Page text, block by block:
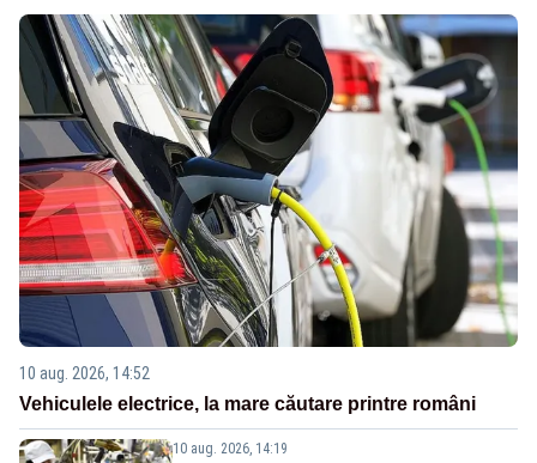
10 aug. 2026, 14:52
Vehiculele electrice, la mare căutare printre români
10 aug. 2026, 14:19